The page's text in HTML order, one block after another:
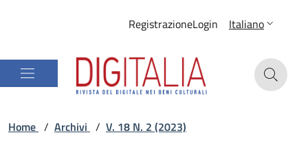
RegistrazioneLogin Italiano
Home / Archivi / V. 18 N. 2 (2023)